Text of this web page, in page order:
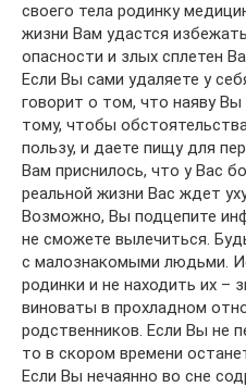
своего тела родинку
жизни Вам удастся
опасности и злых сплетен
Если Вы сами удаляете у
говорит о том, что наяву
тому, чтобы
пользу, и даете пищу для
Вам приснилось, что у Вас
реальной жизни Вас ждет
Возможно, Вы подцепите
не сможете вылечиться.
с малознакомыми людьми.
родинки и не находить их –
виноваты в прохладном
родственников. Если Вы не
то в скором времени
Если Вы нечаянно во сне